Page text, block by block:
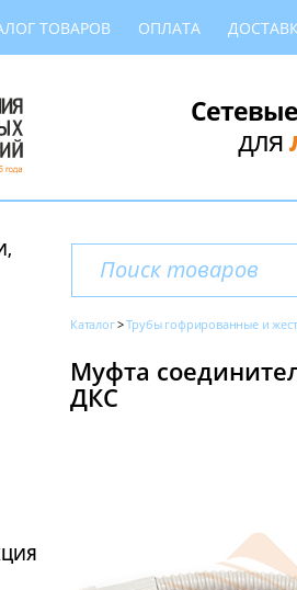
ТОВАРОВ ОПЛАТА
для
Каталог Трубы гофрированные и
Муфта
ДКС